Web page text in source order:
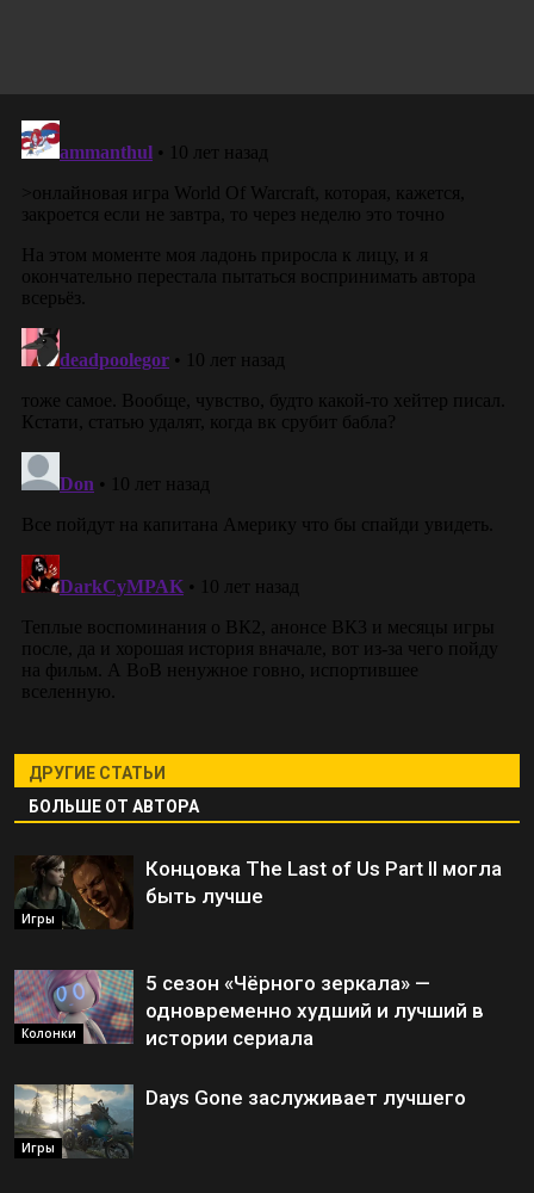
ДРУГИЕ СТАТЬИ
БОЛЬШЕ ОТ АВТОРА
Игры
Концовка The Last of Us Part II могла
быть лучше
Колонки
5 сезон «Чёрного зеркала» —
одновременно худший и лучший в
истории сериала
Игры
Days Gone заслуживает лучшего